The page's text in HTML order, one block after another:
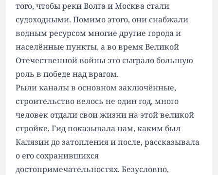
того, чтобы реки Волга и Москва стали
судоходными. Помимо этого, они снабжали
водным ресурсом многие другие города и
населённые пункты, а во время Великой
Отечественной войны это сыграло большую
роль в победе над врагом.
Рыли каналы в основном заключённые,
строительство велось не один год, много
человек отдали свои жизни на этой великой
стройке. Гид показывала нам, каким был
Калязин до затопления и после, рассказывала
о его сохранившихся
достопримечательностях. Безусловно,